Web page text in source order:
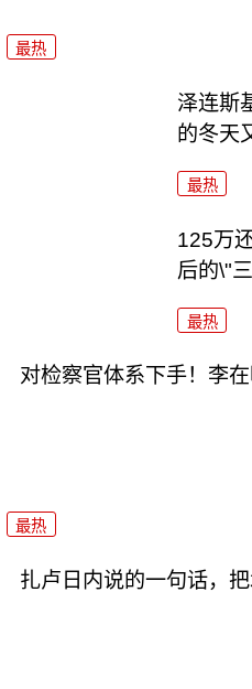
最热
泽连斯
的冬天
最热
125万
后的\"
最热
对检察官体系下手！李
最热
扎卢日内说的一句话，